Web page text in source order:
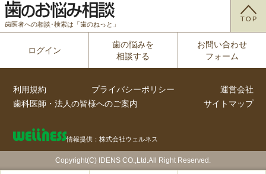
歯医者への相談･検索は「歯のねっと」
TOP
ログイン
歯の悩みを
相談する
お問い合わせ
フォーム
利用規約 プライバシーポリシー
運営会社
歯科医師・法人の皆様へのご案内
サイトマップ
情報提供：株式会社ウェルネス
Copyright(C) IDENS CO.,Ltd.All Right Reserved.